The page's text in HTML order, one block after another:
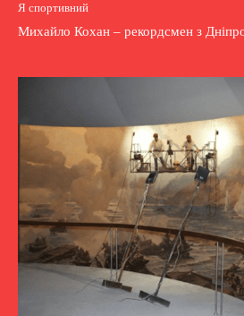
Я спортивний
Михайло Кохан – рекордсмен з